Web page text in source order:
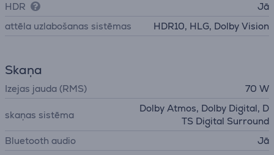
HDR
Jā
attēla uzlabošanas sistēmas
HDR10, HLG, Dolby Vision
Skaņa
Izejas jauda (RMS) 70 W
skaņas sistēma
Dolby Atmos, Dolby Digital, D
TS Digital Surround
Bluetooth audio
Jā